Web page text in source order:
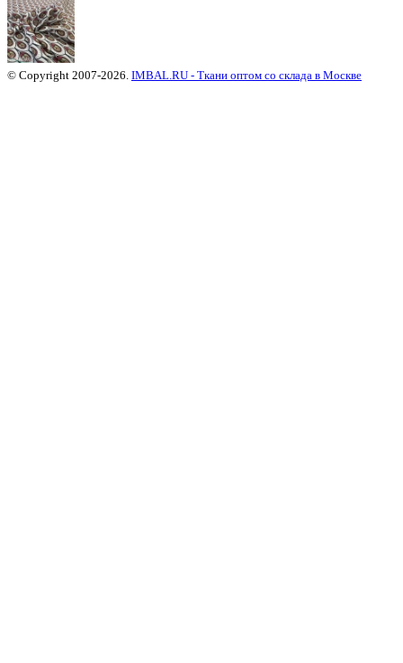
© Copyright 2007-2026. IMBAL.RU - Ткани оптом со склада в Москве